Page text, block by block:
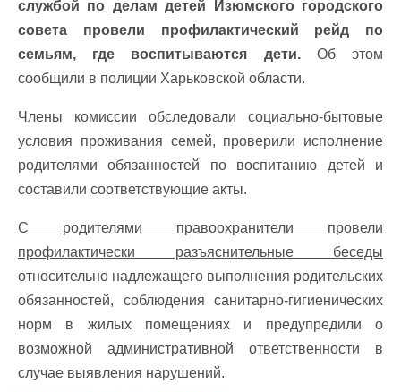
службой по делам детей Изюмского городского
совета провели профилактический рейд по
семьям, где воспитываются дети.Об этом
сообщили в полиции Харьковской области.
Члены комиссии обследовали социально-бытовые
условия проживания семей, проверили исполнение
родителями обязанностей по воспитанию детей и
составили соответствующие акты.
С родителями правоохранители провели
профилактически разъяснительные беседы
относительно надлежащего выполнения родительских
обязанностей, соблюдения санитарно-гигиенических
норм в жилых помещениях и предупредили о
возможной административной ответственности в
случае выявления нарушений.